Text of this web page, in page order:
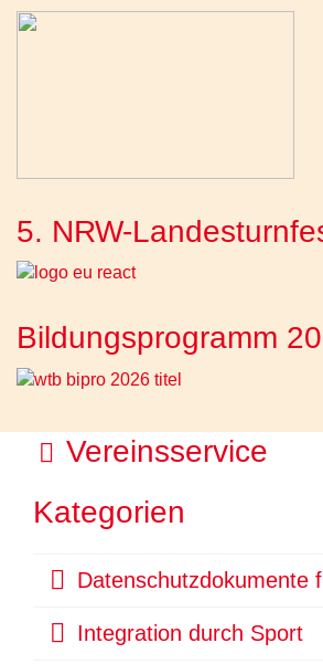
5. NRW-
Bildungsprogramm
O
d
n
r
Vereinsservice
Kategorien
O
d
Datenschutzdokumente
O
Integration durch Sport